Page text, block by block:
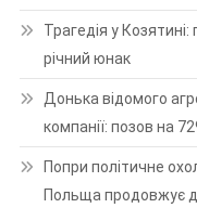
Трагедія у
річний юнак
Донька відомого
компанії: позов на
Попри політичне
Польща продовжує